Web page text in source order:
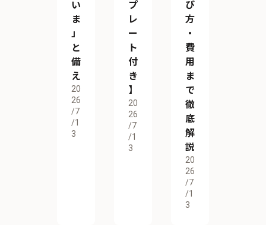
い
ま
」
と
備
え
20
26
/7
/1
3
プ
レ
ー
ト
付
き
】
20
26
/7
/1
3
び
方
・
費
用
ま
で
徹
底
解
説
20
26
/7
/1
3